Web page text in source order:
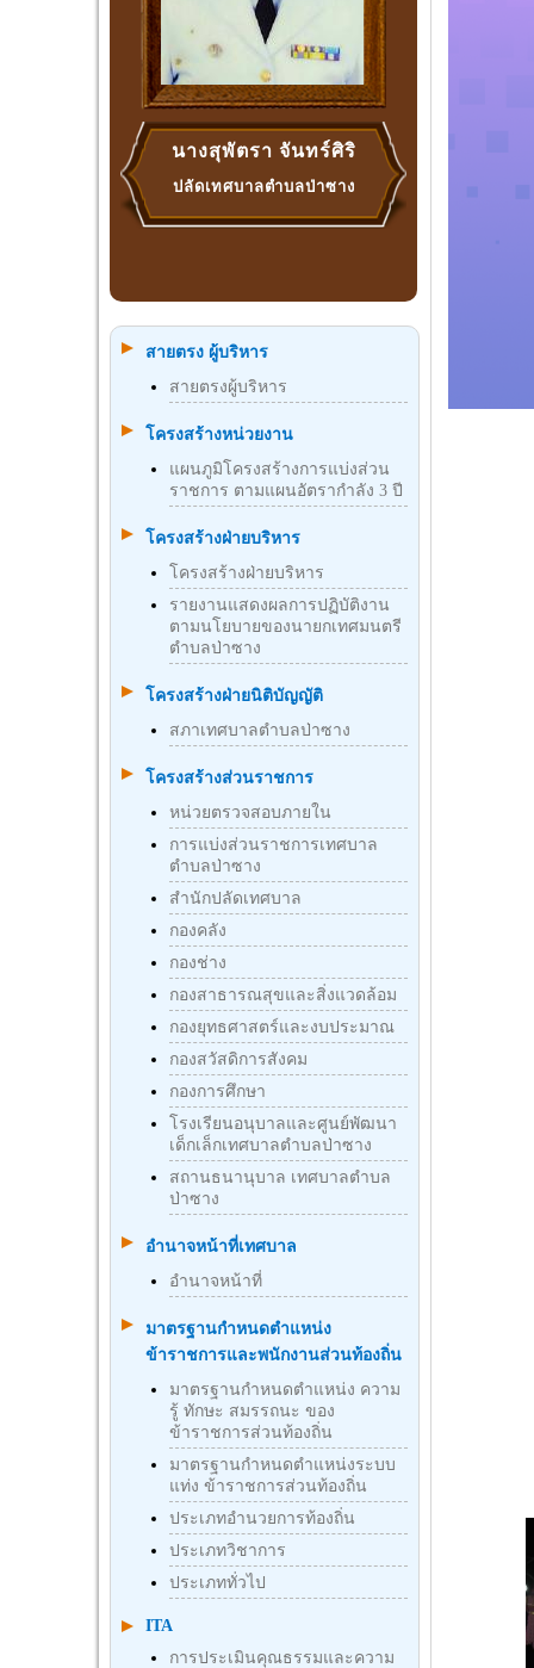
นางสุพัตรา จันทร์ศิริ
ปลัดเทศบาลตำบลป่าซาง
สายตรง ผู้บริหาร
สายตรงผู้บริหาร
โครงสร้างหน่วยงาน
แผนภูมิโครงสร้างการแบ่งส่วน
ราชการ ตามแผนอัตรากำลัง 3 ปี
โครงสร้างฝ่ายบริหาร
โครงสร้างฝ่ายบริหาร
รายงานแสดงผลการปฏิบัติงาน
ตามนโยบายของนายกเทศมนตรี
ตำบลป่าซาง
โครงสร้างฝ่ายนิติบัญญัติ
สภาเทศบาลตำบลป่าซาง
โครงสร้างส่วนราชการ
หน่วยตรวจสอบภายใน
การแบ่งส่วนราชการเทศบาล
ตำบลป่าซาง
สำนักปลัดเทศบาล
กองคลัง
กองช่าง
กองสาธารณสุขและสิ่งแวดล้อม
กองยุทธศาสตร์และงบประมาณ
กองสวัสดิการสังคม
กองการศึกษา
โรงเรียนอนุบาลและศูนย์พัฒนา
เด็กเล็กเทศบาลตำบลป่าซาง
สถานธนานุบาล เทศบาลตำบล
ป่าซาง
อำนาจหน้าที่เทศบาล
อำนาจหน้าที่
มาตรฐานกําหนดตําแหน่ง
ข้าราชการและพนักงานส่วนท้องถิ่น
มาตรฐานกำหนดตำแหน่ง ความ
รู้ ทักษะ สมรรถนะ ของ
ข้าราชการส่วนท้องถิ่น
มาตรฐานกำหนดตำแหน่งระบบ
แท่ง ข้าราชการส่วนท้องถิ่น
ประเภทอำนวยการท้องถิ่น
ประเภทวิชาการ
ประเภททั่วไป
ITA
การประเมินคุณธรรมและความ